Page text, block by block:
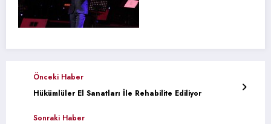
Önceki Haber
Hükümlüler El Sanatları İle Rehabilite Ediliyor
Sonraki Haber